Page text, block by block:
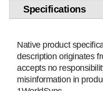
Specifications
Native product
description originates
accepts no
misinformation in